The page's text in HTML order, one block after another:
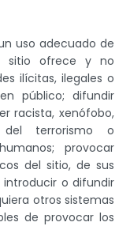
uso adecuado de
sitio ofrece y no
ilícitas, ilegales o
público; difundir
racista, xenófobo,
del terrorismo o
provocar
del sitio, de sus
introducir o difundir
otros sistemas
de provocar los